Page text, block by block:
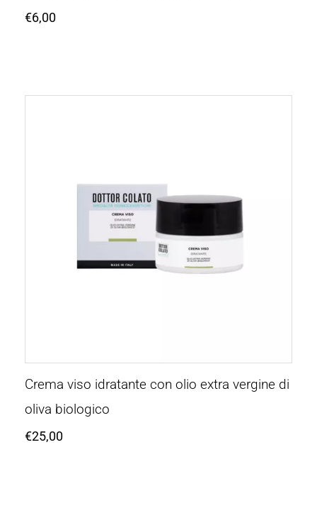
€6,00
Crema viso idratante con olio extra vergine di
oliva biologico
€25,00